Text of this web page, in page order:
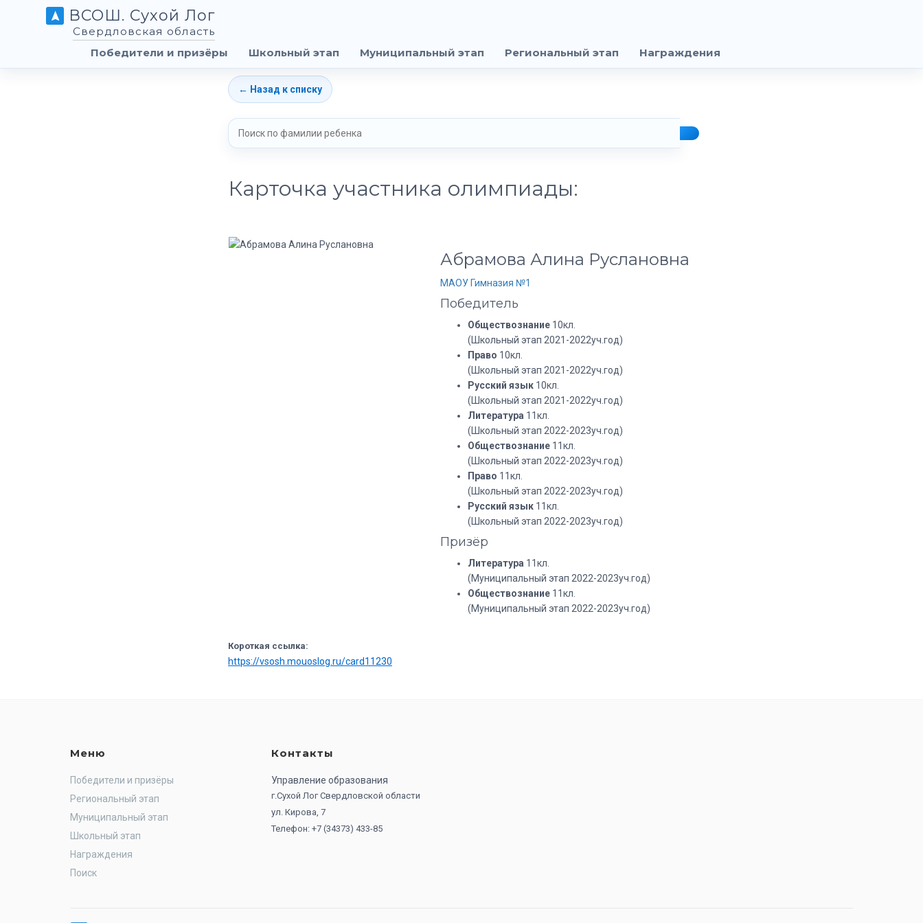
ВСОШ. Сухой Лог
Свердловская область
Победители и призёры
Школьный этап Муниципальный этап Региональный этап Награждения
← Назад к списку
Карточка участника олимпиады:
Абрамова Алина Руслановна
МАОУ Гимназия №1
Победитель
Обществознание 10кл.
(Школьный этап 2021-2022уч.год)
Право 10кл.
(Школьный этап 2021-2022уч.год)
Русский язык 10кл.
(Школьный этап 2021-2022уч.год)
Литература 11кл.
(Школьный этап 2022-2023уч.год)
Обществознание 11кл.
(Школьный этап 2022-2023уч.год)
Право 11кл.
(Школьный этап 2022-2023уч.год)
Русский язык 11кл.
(Школьный этап 2022-2023уч.год)
Призёр
Литература 11кл.
(Муниципальный этап 2022-2023уч.год)
Обществознание 11кл.
(Муниципальный этап 2022-2023уч.год)
Короткая ссылка:
https://vsosh.mouoslog.ru/card11230
Меню
Победители и призёры
Региональный этап
Муниципальный этап
Школьный этап
Награждения
Поиск
Контакты
Управление образования
г.Сухой Лог Свердловской области
ул. Кирова, 7
Телефон: +7 (34373) 433-85